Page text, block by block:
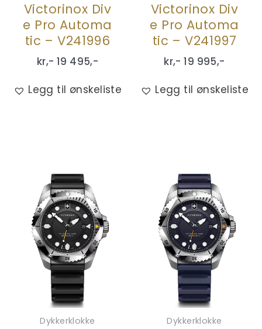
Victorinox Div
e Pro Automa
tic – V241996
kr,- 19 495,-
Legg til ønskeliste
Victorinox Div
e Pro Automa
tic – V241997
kr,- 19 995,-
Legg til ønskeliste
Dykkerklokke Dykkerklokke